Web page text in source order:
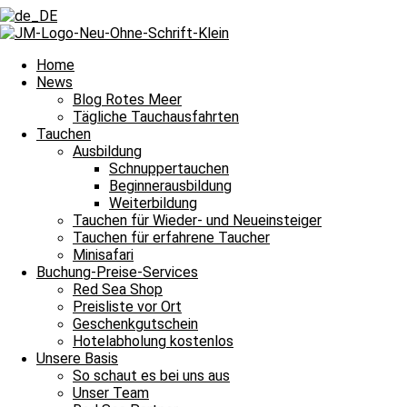
Home
News
Blog Rotes Meer
Tägliche Tauchausfahrten
Tauchen
Ausbildung
Schnuppertauchen
Beginnerausbildung
Weiterbildung
Tauchen für Wieder- und Neueinsteiger
Tauchen für erfahrene Taucher
Minisafari
Buchung-Preise-Services
Red Sea Shop
Preisliste vor Ort
Geschenkgutschein
Hotelabholung kostenlos
Unsere Basis
So schaut es bei uns aus
Unser Team
ZurückVoriger
NächsterWarme Mittagssonne auf dem Tauchboot
Ein ganzes Feld mit vielen Anemonen und damit heißt es Leinen los
Tauchguidesberichten an dieser Stelle jeden Tag von den
dem Meer und unter Wasser erlebt haben. Auch über die
Nachttauchgang – ihr könnt es mitverfolgen. Auch
Und das Beste? Unsere Berichte über die Tauchausfahrten unserer
lasst euch immer wieder aufs Neue verzaubern. Willkommen zu
Halbtagesfahrt
Tauchplatz 1: Carlson’s Corner